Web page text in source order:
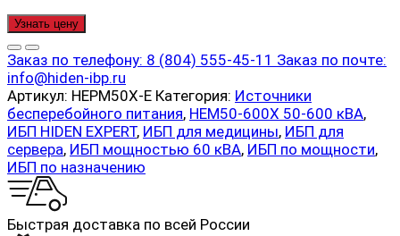
Узнать цену
Заказ по телефону: 8 (804) 555-45-11 Заказ по почте:
info@hiden-ibp.ru
Артикул: HEPM50X-E Категория: Источники
бесперебойного питания, HEM50-600X 50-600 кВА,
ИБП HIDEN EXPERT, ИБП для медицины, ИБП для
сервера, ИБП мощностью 60 кВА, ИБП по мощности,
ИБП по назначению
Быстрая доставка по всей России